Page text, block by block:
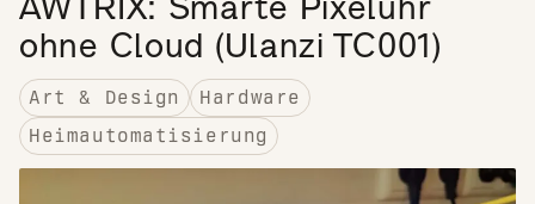
ohne Cloud (Ulanzi TC001)
Art & Design
Hardware
Heimautomatisierung